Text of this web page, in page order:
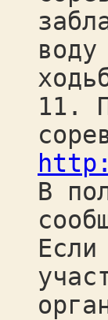
11.
В